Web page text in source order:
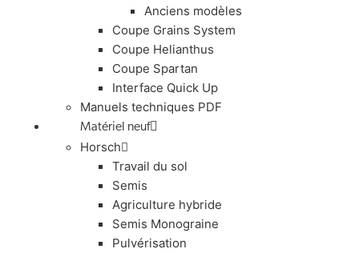
Anciens modèles
Coupe Grains System
Coupe Helianthus
Coupe Spartan
Interface Quick Up
Manuels techniques PDF
Matériel neuf
Horsch
Travail du sol
Semis
Agriculture hybride
Semis Monograine
Pulvérisation